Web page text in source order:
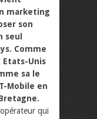
marketing
son
seul
Comme
Etats-Unis
sa le
Mobile en
qui